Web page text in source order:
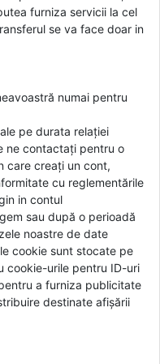
furniza servicii la cel
se va face doar in
numai pentru
pe durata relației
ne contactați pentru o
care creați un cont,
cu reglementările
in contul
sau după o perioadă
noastre de date
cookie sunt stocate pe
cookie-urile pentru ID-uri
a furniza publicitate
destinate afișării